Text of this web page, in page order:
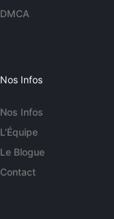
DMCA
Nos Infos
Nos Infos
L'Équipe
Le Blogue
Contact